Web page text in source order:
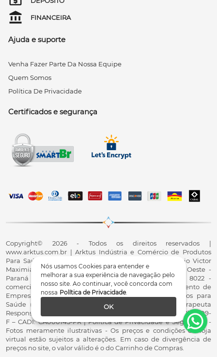
Nós usamos Cookies para entender e
melhorar a sua experiência de navegação pelo
nosso site. Ao continuar, você concorda com
nossa Política de Privacidade.
OK
FINANCEIRA
Ajuda e suporte
Venha Fazer Parte Da Nossa Equipe
Quem Somos
Política De Privacidade
Certificados e segurança
Copyright© 2026 - Todos os direitos reservados |
www.arktus.com.br | Arktus Indústria e Comércio de Produtos
Para Saúde Ltda | CNPJ: 01.417.367/0001-78 | R. Antônio Victor
Maximiano, 107, Parque Industrial II, Santa Tereza do Oeste -
Paraná - CEP 85825-900 - Fale conosco: 0800 200 8022 -
comercial@arktus.com.br | Autorização de Funcionamento de
Empresa - AFE/ANVISA - Para Fabricação de Produtos para
Saúde (Correlatos): 8.02.844-5 (UX418X102741) - Fisioterapeuta
Responsável Técnico Dr. Alex Fernando Zani - Crefito8(PR): 8409-
F – CADI: CA000145-PR | Política de Privacidade e Segurança -
Fotos meramente ilustrativas - Os preços e condições da loja
virtual estão sujeitos a alterações. Em caso de divergência de
preços no site, o valor válido é o do Carrinho de Compras.